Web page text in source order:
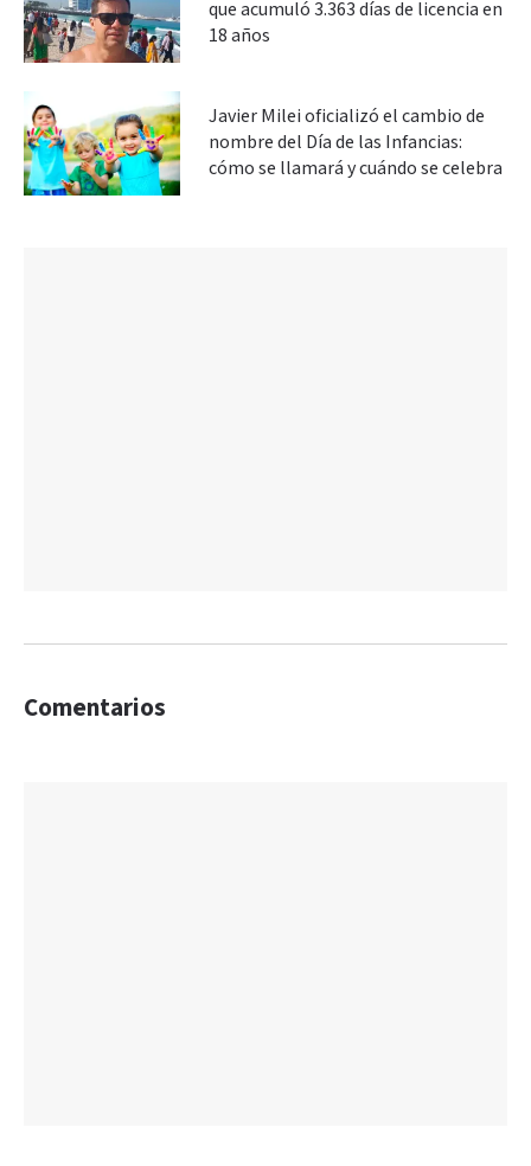
que acumuló 3.363 días de licencia en
18 años
Javier Milei oficializó el cambio de
nombre del Día de las Infancias:
cómo se llamará y cuándo se celebra
Comentarios